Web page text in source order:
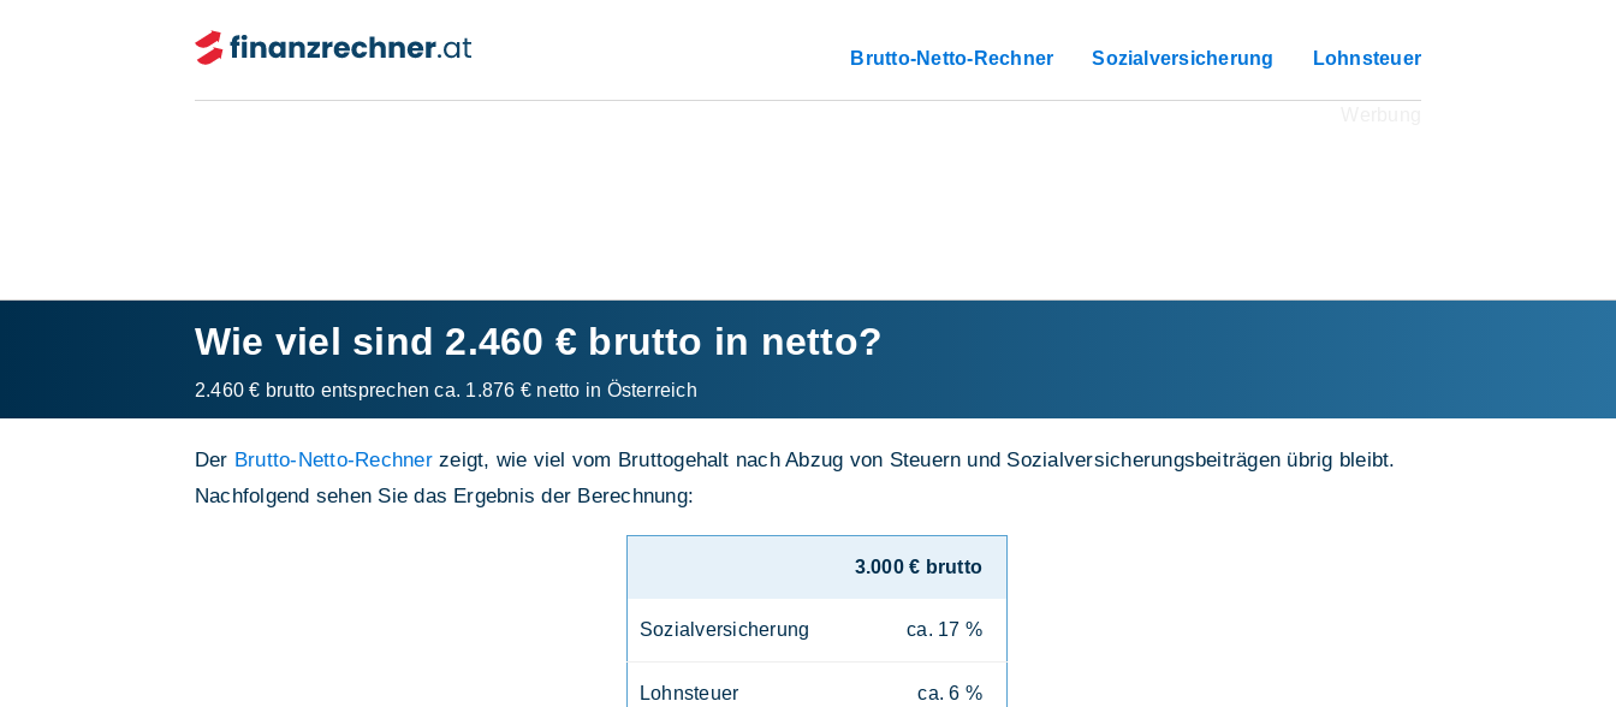
Brutto-Netto-Rechner Sozialversicherung Lohnsteuer
Wie viel sind 2.460 € brutto in netto?
2.460 € brutto entsprechen ca. 1.876 € netto in Österreich
Der Brutto-Netto-Rechnerzeigt, wie viel vom Bruttogehalt nach Abzug von Steuern und Sozialversicherungsbeiträgen übrig bleibt.
Nachfolgend sehen Sie das Ergebnis der Berechnung:
3.000 € brutto
Sozialversicherung ca. 17 %
Lohnsteuer ca. 6 %